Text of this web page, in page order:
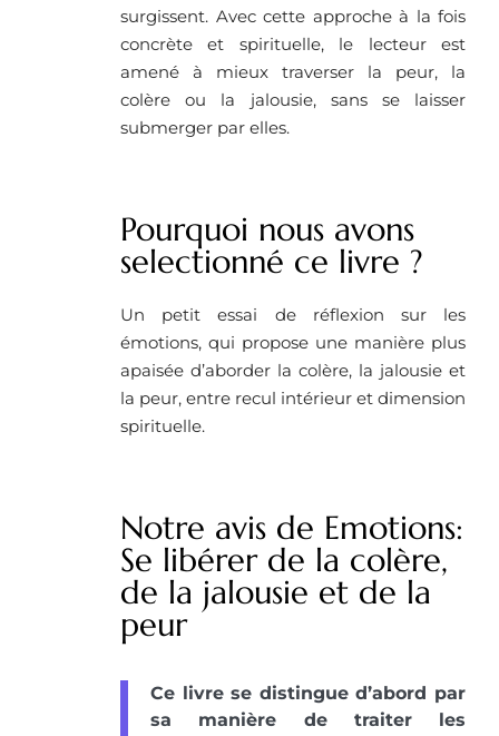
surgissent. Avec cette approche à la fois
concrète et spirituelle, le lecteur est
amené à mieux traverser la peur, la
colère ou la jalousie, sans se laisser
submerger par elles.
Pourquoi nous avons
selectionné ce livre ?
Un petit essai de réflexion sur les
émotions, qui propose une manière plus
apaisée d’aborder la colère, la jalousie et
la peur, entre recul intérieur et dimension
spirituelle.
Notre avis de Emotions:
Se libérer de la colère,
de la jalousie et de la
peur
Ce livre se distingue d’abord par
sa manière de traiter les